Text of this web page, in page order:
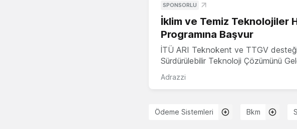
SPONSORLU
İklim ve Temiz Teknolojiler
Programına Başvur
İTÜ ARI Teknokent ve TTGV
Sürdürülebilir Teknoloji Çözümünü
Adrazzi
Ödeme Sistemleri Bkm